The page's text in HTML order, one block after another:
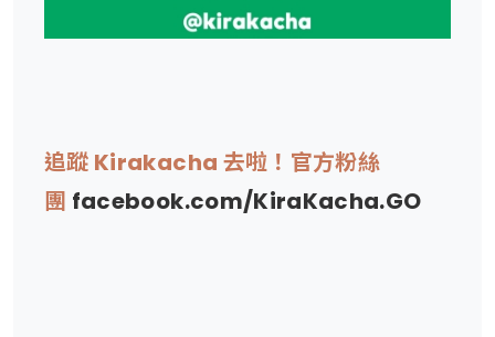
追蹤 Kirakacha 去啦！官方粉絲
團 facebook.com/KiraKacha.GO